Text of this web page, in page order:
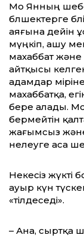
Мо Янның
бөлшектерге
аяғына дейін
мүңкіп, ашу
махаббат және
айтқысы
адамдар
махаббатқа,
бере алады.
бермейтін
жағымсыз және
нелеуге аса
Некесіз жүкті
ауыр күн
«тілдеседі».
– Ана, сыртқа